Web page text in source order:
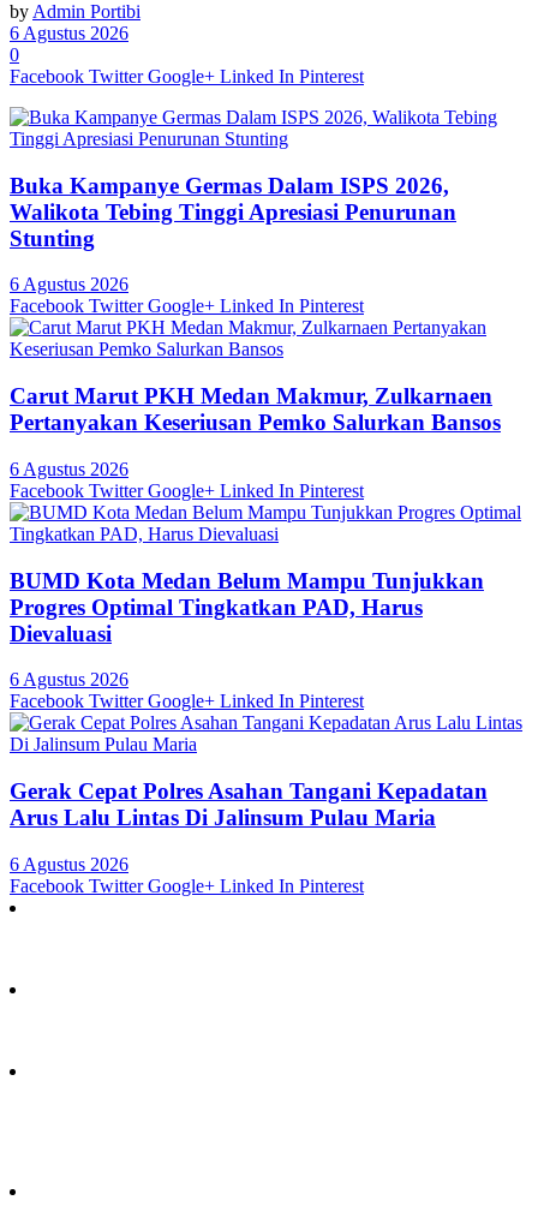
by Admin Portibi
6 Agustus 2026
0
Facebook Twitter Google+ Linked In Pinterest
Buka Kampanye Germas Dalam ISPS 2026,
Walikota Tebing Tinggi Apresiasi Penurunan
Stunting
6 Agustus 2026
Facebook Twitter Google+ Linked In Pinterest
Carut Marut PKH Medan Makmur, Zulkarnaen
Pertanyakan Keseriusan Pemko Salurkan Bansos
6 Agustus 2026
Facebook Twitter Google+ Linked In Pinterest
BUMD Kota Medan Belum Mampu Tunjukkan
Progres Optimal Tingkatkan PAD, Harus
Dievaluasi
6 Agustus 2026
Facebook Twitter Google+ Linked In Pinterest
Gerak Cepat Polres Asahan Tangani Kepadatan
Arus Lalu Lintas Di Jalinsum Pulau Maria
6 Agustus 2026
Facebook Twitter Google+ Linked In Pinterest